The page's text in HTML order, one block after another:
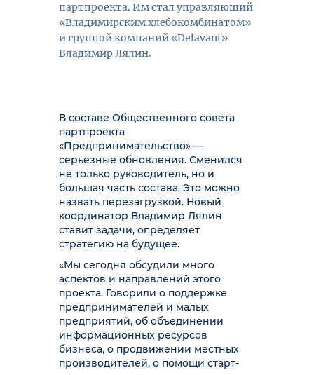
партпроекта. Им стал управляющий
«Владимирским хлебокомбинатом»
и группой компаний «Delavant»
Владимир Лялин.
В составе Общественного совета
партпроекта
«Предпринимательство» —
серьезные обновления. Сменился
не только руководитель, но и
большая часть состава. Это можно
назвать перезагрузкой. Новый
координатор Владимир Лялин
ставит задачи, определяет
стратегию на будущее.
«Мы сегодня обсудили много
аспектов и направлений этого
проекта. Говорили о поддержке
предпринимателей и малых
предприятий, об объединении
информационных ресурсов
бизнеса, о продвижении местных
производителей, о помощи старт-